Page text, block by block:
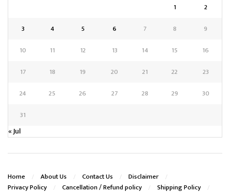
1
2
3
4 5 6 7 8
9
10
11 12 13 14 15
16
17
18 19 20 21 22
23
24
25 26 27 28 29
30
31
« Jul
Home About Us Contact Us
Disclaimer
Privacy Policy
Cancellation / Refund policy
Shipping Policy